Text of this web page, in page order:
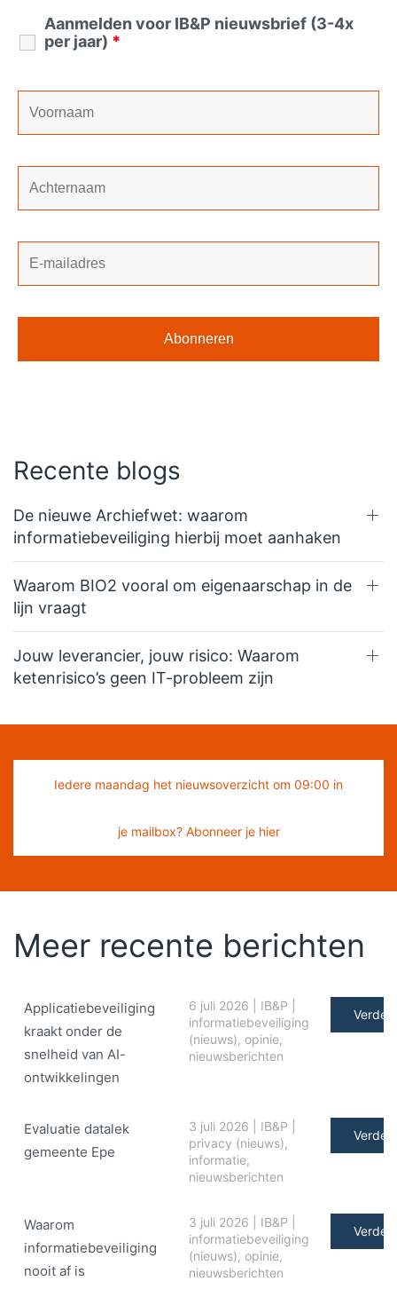
Aanmelden voor IB&P nieuwsbrief (3-4x
per jaar) *
Recente blogs
De nieuwe Archiefwet: waarom
informatiebeveiliging hierbij moet aanhaken
Waarom BIO2 vooral om eigenaarschap in de
lijn vraagt
Jouw leverancier, jouw risico: Waarom
ketenrisico’s geen IT-probleem zijn
Iedere maandag het nieuwsoverzicht om 09:00 in
je mailbox? Abonneer je hier
Meer recente berichten
Applicatiebeveiliging
kraakt onder de
snelheid van AI-
ontwikkelingen
6 juli 2026 IB&P
informatiebeveiliging
(nieuws), opinie,
nieuwsberichten
Verder
Evaluatie datalek
gemeente Epe
3 juli 2026 IB&P
privacy (nieuws),
informatie,
nieuwsberichten
Verder
Waarom
informatiebeveiliging
nooit af is
3 juli 2026 IB&P
informatiebeveiliging
(nieuws), opinie,
nieuwsberichten
Verder